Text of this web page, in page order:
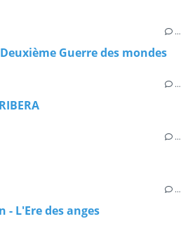
…
Guerre des mondes
…
…
…
- L'Ere des anges